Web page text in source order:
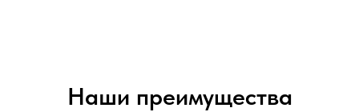
Наши преимущества